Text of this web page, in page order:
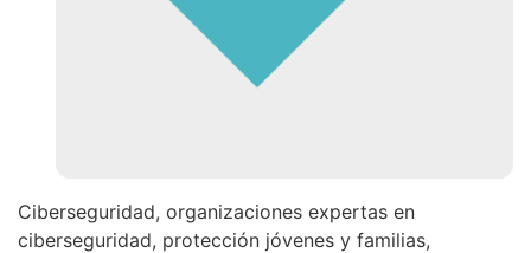
Ciberseguridad, organizaciones expertas en
ciberseguridad, protección jóvenes y familias,